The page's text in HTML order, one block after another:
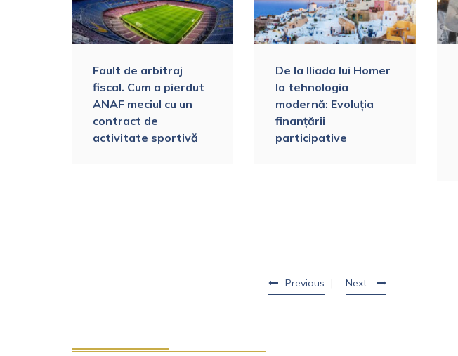
Previous
Fault de arbitraj
fiscal. Cum a pierdut
ANAF meciul cu un
contract de
activitate sportivă
De la Iliada lui Homer
la tehnologia
modernă: Evoluția
finanțării
participative
Next